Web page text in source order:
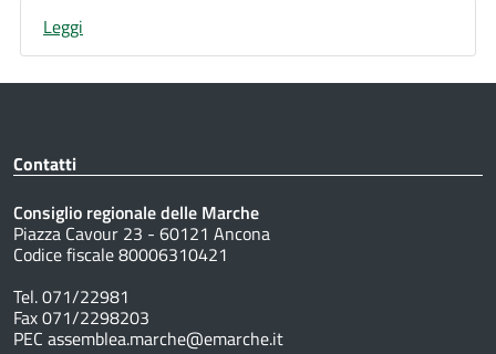
Leggi
Contatti
Consiglio regionale delle Marche
Piazza Cavour 23 - 60121 Ancona
Codice fiscale 80006310421
Tel. 071/22981
Fax 071/2298203
PEC assemblea.marche@emarche.it